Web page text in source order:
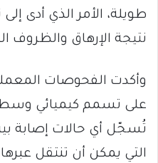
طويلة، الأمر الذي أدى
نتيجة الإرهاق والظروف
وأكدت الفحوصات
على تسمم كيميائي وسط
تُسجّل أي حالات إصابة
التي يمكن أن تنتقل